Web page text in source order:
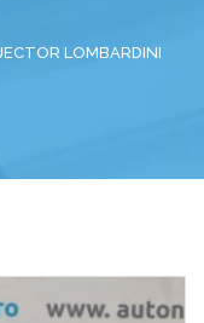
LOMBARDINI